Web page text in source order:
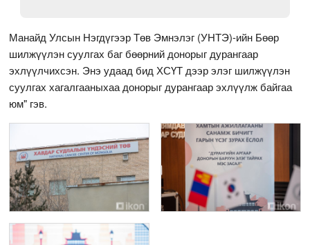
Манайд Улсын Нэгдүгээр Төв Эмнэлэг (УНТЭ)-ийн Бөөр
шилжүүлэн суулгах баг бөөрний донорыг дурангаар
эхлүүлчихсэн. Энэ удаад бид ХСҮТ дээр элэг шилжүүлэн
суулгах хагалгааныхаа донорыг дурангаар эхлүүлж байгаа
юм" гэв.